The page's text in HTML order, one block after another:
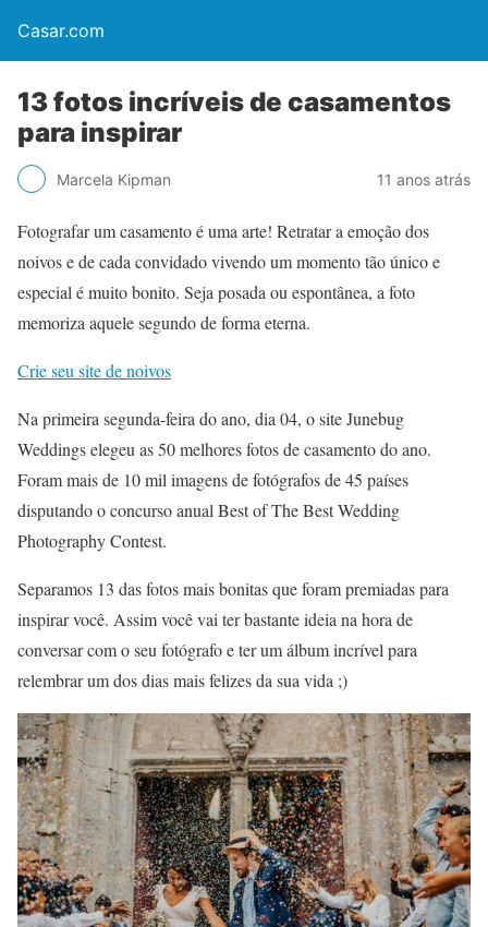
Casar.com
13 fotos incríveis de casamentos
para inspirar
Marcela Kipman 11 anos atrás
Fotografar um casamento é uma arte! Retratar a emoção dos
noivos e de cada convidado vivendo um momento tão único e
especial é muito bonito. Seja posada ou espontânea, a foto
memoriza aquele segundo de forma eterna.
Crie seu site de noivos
Na primeira segunda-feira do ano, dia 04, o site Junebug
Weddings elegeu as 50 melhores fotos de casamento do ano.
Foram mais de 10 mil imagens de fotógrafos de 45 países
disputando o concurso anual Best of The Best Wedding
Photography Contest.
Separamos 13 das fotos mais bonitas que foram premiadas para
inspirar você. Assim você vai ter bastante ideia na hora de
conversar com o seu fotógrafo e ter um álbum incrível para
relembrar um dos dias mais felizes da sua vida ;)